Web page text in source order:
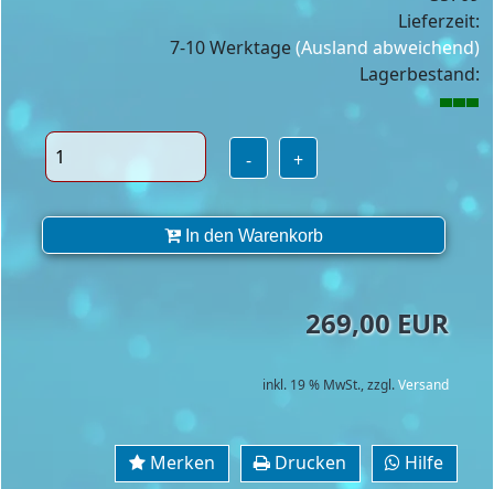
Lieferzeit:
7-10 Werktage(Ausland abweichend)
Lagerbestand:
- +
In den Warenkorb
269,00 EUR
inkl. 19 % MwSt.,zzgl.Versand
Merken Drucken Hilfe